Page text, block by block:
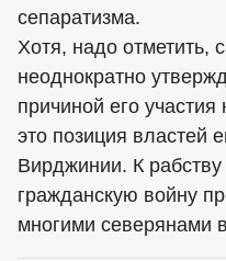
сепаратизма.
Хотя, надо отметить,
неоднократно
причиной его
это позиция властей
Вирджинии. К
гражданскую войну
многими северянами